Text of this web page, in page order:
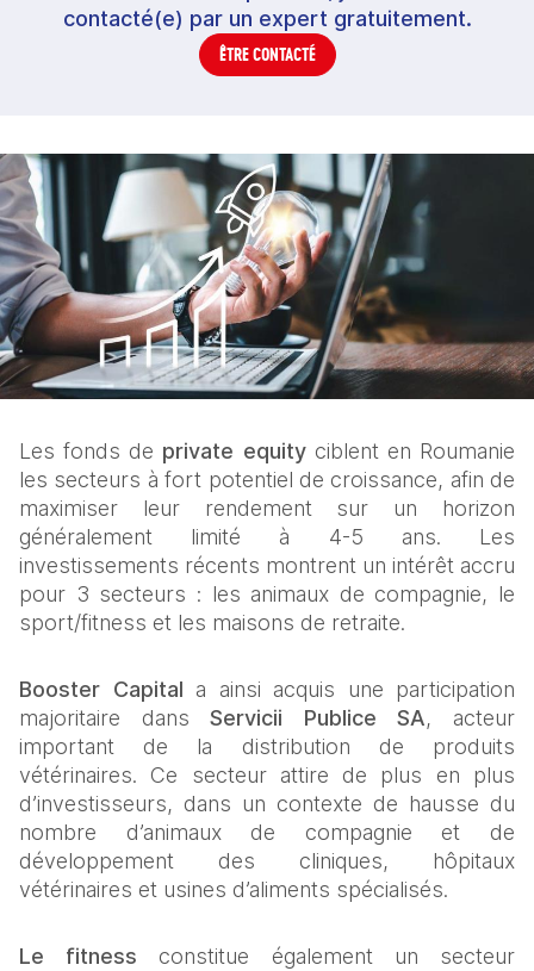
contacté(e) par un expert gratuitement.
ÊTRE CONTACTÉ
Les fonds de private equity ciblent en Roumanie
les secteurs à fort potentiel de croissance, afin de
maximiser leur rendement sur un horizon
généralement limité à 4-5 ans. Les
investissements récents montrent un intérêt accru
pour 3 secteurs : les animaux de compagnie, le
sport/fitness et les maisons de retraite.
Booster Capital a ainsi acquis une participation
majoritaire dans Servicii Publice SA, acteur
important de la distribution de produits
vétérinaires. Ce secteur attire de plus en plus
d’investisseurs, dans un contexte de hausse du
nombre d’animaux de compagnie et de
développement des cliniques, hôpitaux
vétérinaires et usines d’aliments spécialisés.
Le fitness constitue également un secteur